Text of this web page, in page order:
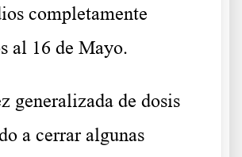
completamente
al 16 de Mayo.
generalizada de dosis
a cerrar algunas